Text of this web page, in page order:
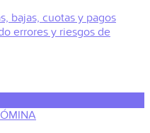
bajas, cuotas y pagos
errores y riesgos de